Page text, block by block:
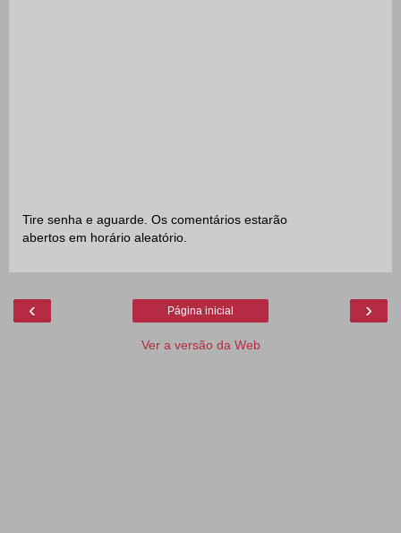
Tire senha e aguarde. Os comentários estarão
abertos em horário aleatório.
‹ ›
Página inicial
Ver a versão da Web